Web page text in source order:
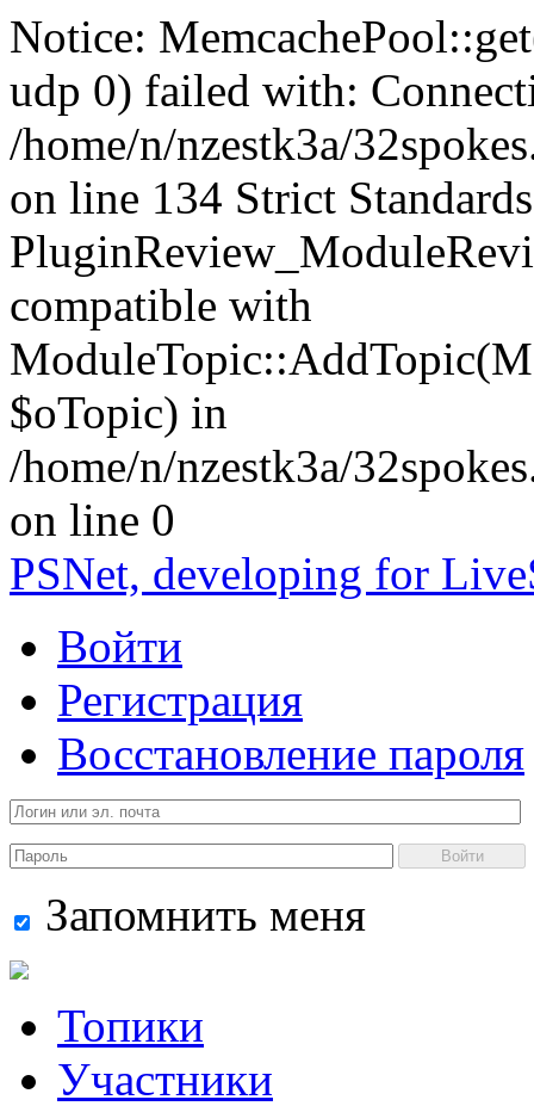
Notice:
udp 0) failed with:
/home/n/nzestk3a/
on line 134 Strict
compatible with
$oTopic) in
/home/n/nzestk3a/
on line 0
PSNet, developing for
Войти
Регистрация
Восстановление пароля
Войти
Запомнить меня
Топики
Участники